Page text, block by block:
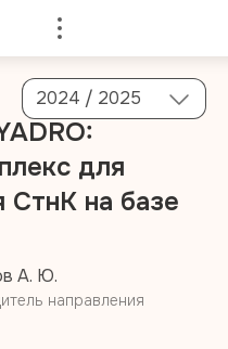
2024 / 2025
для
СтнК на базе
А. Ю.
направления